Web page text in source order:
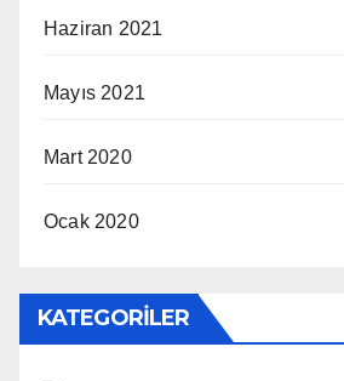
Haziran 2021
Mayıs 2021
Mart 2020
Ocak 2020
KATEGORILER